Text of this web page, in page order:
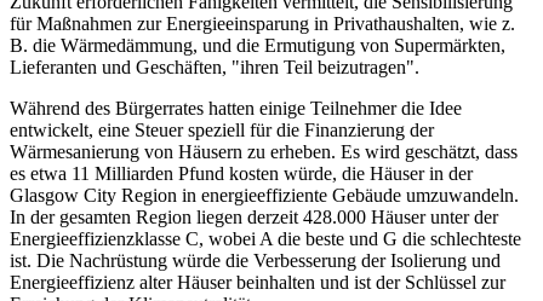
für Maßnahmen zur Energieeinsparung in Privathaushalten, wie z.
B. die Wärmedämmung, und die Ermutigung von Supermärkten,
Lieferanten und Geschäften, "ihren Teil beizutragen".
Während des Bürgerrates hatten einige Teilnehmer die Idee
entwickelt, eine Steuer speziell für die Finanzierung der
Wärmesanierung von Häusern zu erheben. Es wird geschätzt, dass
es etwa 11 Milliarden Pfund kosten würde, die Häuser in der
Glasgow City Region in energieeffiziente Gebäude umzuwandeln.
In der gesamten Region liegen derzeit 428.000 Häuser unter der
Energieeffizienzklasse C, wobei A die beste und G die schlechteste
ist. Die Nachrüstung würde die Verbesserung der Isolierung und
Energieeffizienz alter Häuser beinhalten und ist der Schlüssel zur